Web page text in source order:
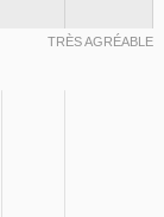
TRÈS AGRÉABLE